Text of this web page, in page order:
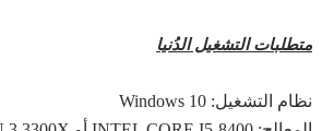
متطلبات التشغيل الدُنيا
نظام التشغيل: Windows 10